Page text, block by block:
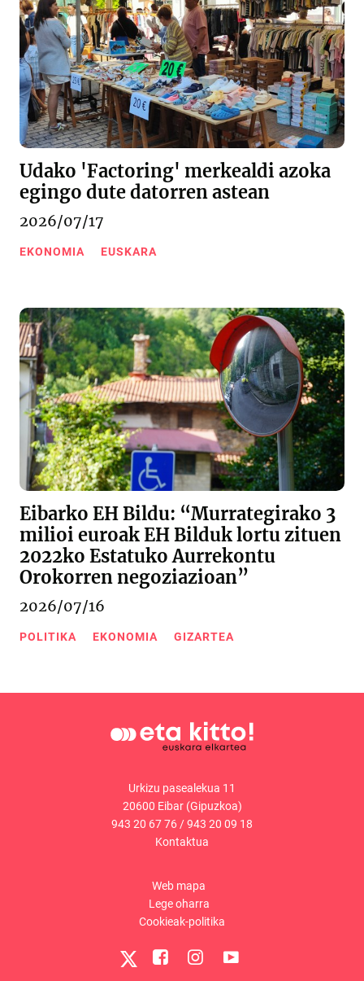
Udako 'Factoring' merkealdi azoka
egingo dute datorren astean
2026/07/17
EKONOMIA EUSKARA
Eibarko EH Bildu: “Murrategirako 3
milioi euroak EH Bilduk lortu zituen
2022ko Estatuko Aurrekontu
Orokorren negoziazioan”
2026/07/16
POLITIKA EKONOMIA GIZARTEA
Urkizu pasealekua 11
20600 Eibar (Gipuzkoa)
943 20 67 76/943 20 09 18
Kontaktua
Web mapa
Lege oharra
Cookieak-politika